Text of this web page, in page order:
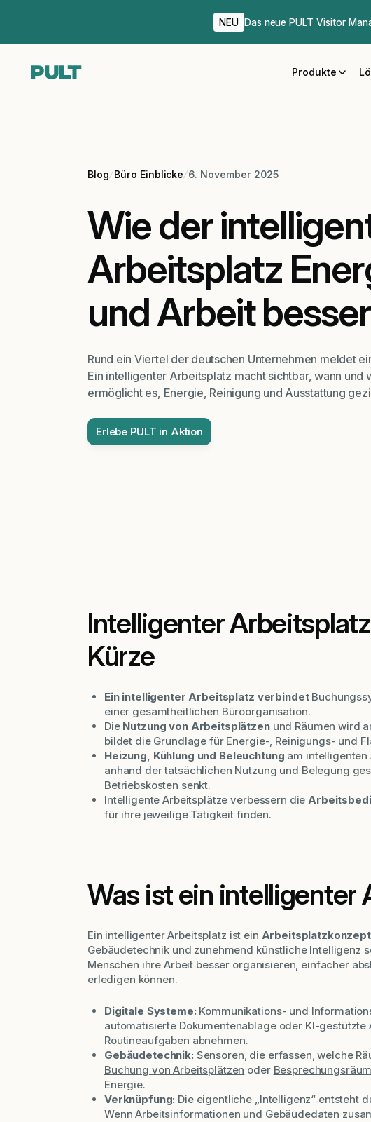
NEU Das neue PULT Visitor
Produkte
Blog Büro Einblicke 6. November 2025
Wie der
Arbeitsplatz
und Arbeit
Rund ein Viertel der deutschen Unternehmen meldet
Ein intelligenter Arbeitsplatz macht sichtbar, wann und
ermöglicht es, Energie, Reinigung und Ausstattung
Erlebe PULT in Aktion
Intelligenter
Kürze
Ein intelligenter Arbeitsplatz verbindet
einer gesamtheitlichen Büroorganisation.
Die Nutzung von Arbeitsplätzen und Räumen wird
bildet die Grundlage für Energie-, Reinigungs- und
Heizung, Kühlung und Beleuchtung am intelligenten
anhand der tatsächlichen Nutzung und Belegung
Betriebskosten senkt.
Intelligente Arbeitsplätze verbessern die
für ihre jeweilige Tätigkeit finden.
Was ist ein intelligenter
Ein intelligenter Arbeitsplatz ist ein Arbeitsplatzkonzept
Gebäudetechnik und zunehmend künstliche Intelligenz
Menschen ihre Arbeit besser organisieren, einfacher
erledigen können.
Digitale Systeme: Kommunikations- und
automatisierte Dokumentenablage oder KI-gestützte
Routineaufgaben abnehmen.
Gebäudetechnik: Sensoren, die erfassen, welche
Buchung von Arbeitsplätzen oder
Energie.
Verknüpfung: Die eigentliche „Intelligenz“ entsteht
Wenn Arbeitsinformationen und Gebäudedaten